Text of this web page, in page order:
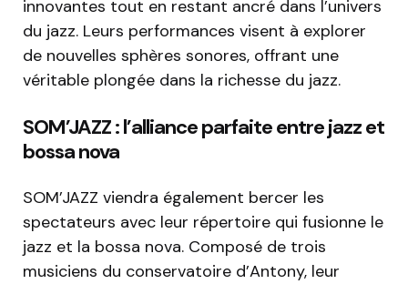
innovantes tout en restant ancré dans l’univers
du jazz. Leurs performances visent à explorer
de nouvelles sphères sonores, offrant une
véritable plongée dans la richesse du jazz.
SOM’JAZZ : l’alliance parfaite entre jazz et
bossa nova
SOM’JAZZ viendra également bercer les
spectateurs avec leur répertoire qui fusionne le
jazz et la bossa nova. Composé de trois
musiciens du conservatoire d’Antony, leur